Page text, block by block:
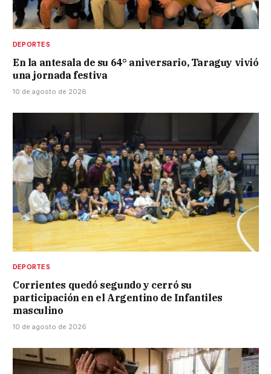
DEPORTES
En la antesala de su 64° aniversario, Taraguy vivió
una jornada festiva
10 de agosto de 2026
DEPORTES
Corrientes quedó segundo y cerró su
participación en el Argentino de Infantiles
masculino
10 de agosto de 2026